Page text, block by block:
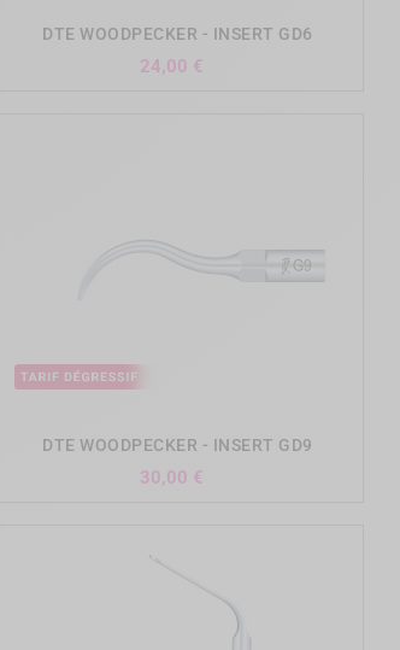
DTE WOODPECKER - INSERT GD6
24,00 €
DTE WOODPECKER - INSERT GD9
30,00 €